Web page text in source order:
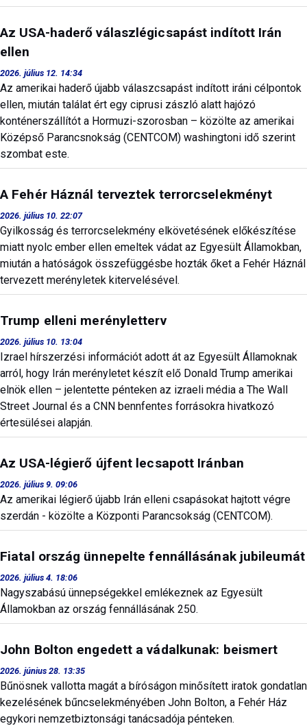
Az USA-haderő válaszlégicsapást indított Irán
ellen
2026. július 12. 14:34
Az amerikai haderő újabb válaszcsapást indított iráni célpontok
ellen, miután találat ért egy ciprusi zászló alatt hajózó
konténerszállítót a Hormuzi-szorosban – közölte az amerikai
Középső Parancsnokság (CENTCOM) washingtoni idő szerint
szombat este.
A Fehér Háznál terveztek terrorcselekményt
2026. július 10. 22:07
Gyilkosság és terrorcselekmény elkövetésének előkészítése
miatt nyolc ember ellen emeltek vádat az Egyesült Államokban,
miután a hatóságok összefüggésbe hozták őket a Fehér Háznál
tervezett merényletek kitervelésével.
Trump elleni merényletterv
2026. július 10. 13:04
Izrael hírszerzési információt adott át az Egyesült Államoknak
arról, hogy Irán merényletet készít elő Donald Trump amerikai
elnök ellen – jelentette pénteken az izraeli média a The Wall
Street Journal és a CNN bennfentes forrásokra hivatkozó
értesülései alapján.
Az USA-légierő újfent lecsapott Iránban
2026. július 9. 09:06
Az amerikai légierő újabb Irán elleni csapásokat hajtott végre
szerdán - közölte a Központi Parancsokság (CENTCOM).
Fiatal ország ünnepelte fennállásának jubileumát
2026. július 4. 18:06
Nagyszabású ünnepségekkel emlékeznek az Egyesült
Államokban az ország fennállásának 250.
John Bolton engedett a vádalkunak: beismert
2026. június 28. 13:35
Bűnösnek vallotta magát a bíróságon minősített iratok gondatlan
kezelésének bűncselekményében John Bolton, a Fehér Ház
egykori nemzetbiztonsági tanácsadója pénteken.